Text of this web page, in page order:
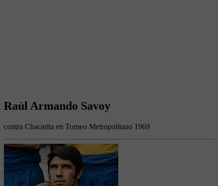
Raúl Armando Savoy
contra Chacarita en Torneo Metropolitano 1969